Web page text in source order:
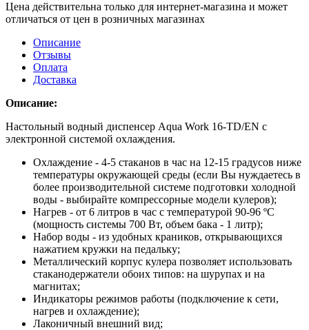
Цена действительна только для интернет-магазина и может
отличаться от цен в розничных магазинах
Описание
Отзывы
Оплата
Доставка
Описание:
Настольный водный диспенсер Aqua Work 16-TD/EN с
электронной системой охлаждения.
Охлаждение - 4-5 стаканов в час на 12-15 градусов ниже
температуры окружающей среды (если Вы нуждаетесь в
более производительной системе подготовки холодной
воды - выбирайте компрессорные модели кулеров);
Нагрев - от 6 литров в час с температурой 90-96 ºС
(мощность системы 700 Вт, объем бака - 1 литр);
Набор воды - из удобных краников, открывающихся
нажатием кружки на педальку;
Металлический корпус кулера позволяет использовать
стаканодержатели обоих типов: на шурупах и на
магнитах;
Индикаторы режимов работы (подключение к сети,
нагрев и охлаждение);
Лаконичный внешний вид;